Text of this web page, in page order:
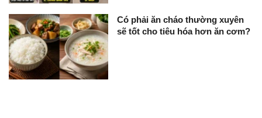
Có phải ăn cháo thường xuyên
sẽ tốt cho tiêu hóa hơn ăn cơm?